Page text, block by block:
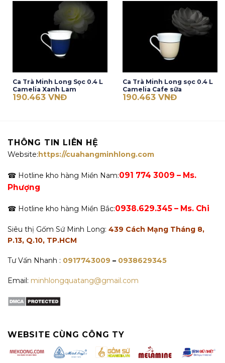
Ca Trà Minh Long Sọc 0.4 L
Camelia Xanh Lam
190.463 VNĐ
Ca Trà Minh Long sọc 0.4 L
Camelia Cafe sữa
190.463 VNĐ
THÔNG TIN LIÊN HỆ
Website: https://cuahangminhlong.com
☎ Hotline kho hàng Miền Nam:091 774 3009 – Ms.
Phượng
☎ Hotline kho hàng Miền Bắc:0938.629.345 – Ms. Chi
Siêu thị Gốm Sứ Minh Long: 439 Cách Mạng Tháng 8,
P.13, Q.10, TP.HCM
Tư Vấn Nhanh : 0917743009 – 0938629345
Email: minhlongquatang@gmail.com
WEBSITE CÙNG CÔNG TY